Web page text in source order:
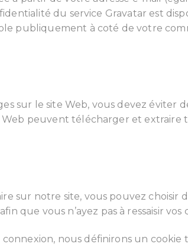
du service Gravatar est
publiquement à coté de votre
sur le site Web, vous devez éviter
Web peuvent télécharger et extraire
sur notre site, vous pouvez choisir
que vous n’ayez pas à ressaisir
connexion, nous définirons un